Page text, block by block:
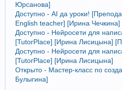
Юрсанова]
Доступно - AI да уроки!
English teacher] [Ирина Чечкина]
Доступно - Нейросети для
[TutorPlace] [Ирина Лисицына]
Доступно - Нейросети для
[TutorPlace] [Ирина Лисицына]
Открыто - Мастер-класс по
Булыгина]